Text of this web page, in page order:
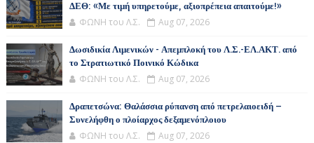
ΔΕΘ: «Με τιμή υπηρετούμε, αξιοπρέπεια απαιτούμε!»
ΦΩΝΗ του Λ.Σ. Aug 07, 2026
Δωσιδικία Λιμενικών - Απεμπλοκή του Λ.Σ.-ΕΛ.ΑΚΤ. από
το Στρατιωτικό Ποινικό Κώδικα
ΦΩΝΗ του Λ.Σ. Aug 07, 2026
Δραπετσώνα: Θαλάσσια ρύπανση από πετρελαιοειδή –
Συνελήφθη ο πλοίαρχος δεξαμενόπλοιου
ΦΩΝΗ του Λ.Σ. Aug 07, 2026